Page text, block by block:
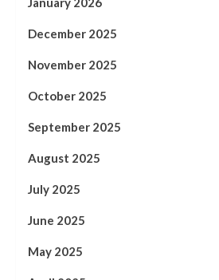
December 2025
November 2025
October 2025
September 2025
August 2025
July 2025
June 2025
May 2025